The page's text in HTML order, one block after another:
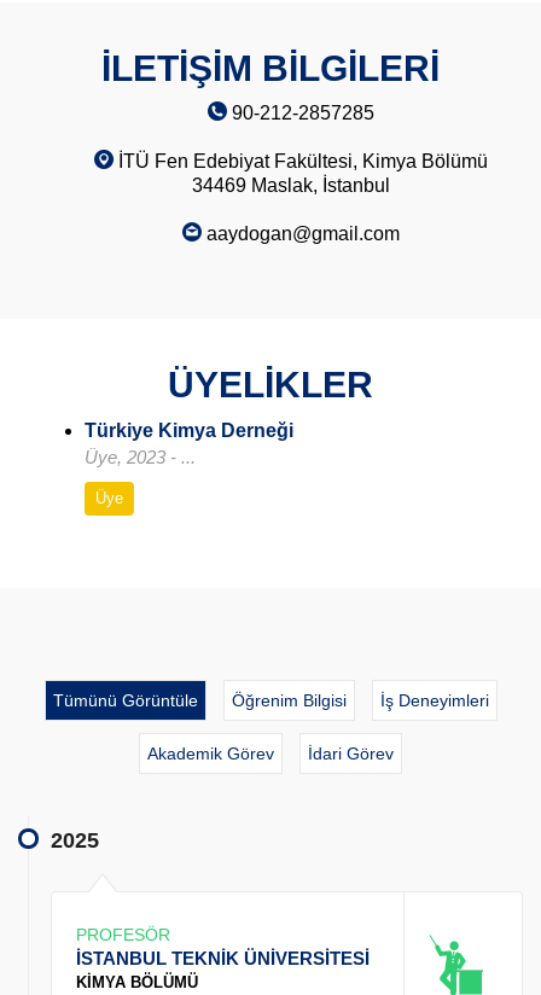
İLETİŞİM BİLGİLERİ
90-212-2857285
İTÜ Fen Edebiyat Fakültesi, Kimya Bölümü
34469 Maslak, İstanbul
aaydogan@gmail.com
ÜYELİKLER
Türkiye Kimya Derneği
Üye, 2023 - ...
Üye
Tümünü Görüntüle Öğrenim Bilgisi İş Deneyimleri
Akademik Görev İdari Görev
2025
PROFESÖR
İSTANBUL TEKNİK ÜNİVERSİTESİ
KİMYA BÖLÜMÜ